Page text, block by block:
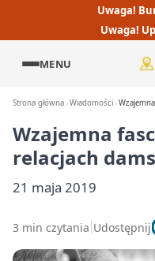
Uwaga!
Uwaga!
MENU
Strona główna Wiadomości
Wzajemna
relacjach
21 maja 2019
3 min czytania Udostępnij